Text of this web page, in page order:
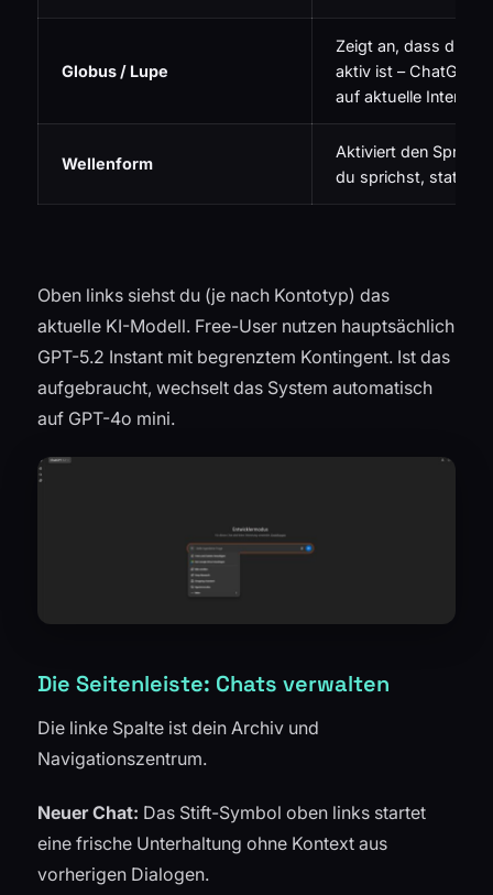
Globus / Lupe
Zeigt an, dass die
aktiv ist – ChatGPT
auf aktuelle Internet-
Wellenform
Aktiviert den
du sprichst, statt zu
Oben links siehst du (je nach Kontotyp) das
aktuelle KI-Modell. Free-User nutzen hauptsächlich
GPT-5.2 Instant mit begrenztem Kontingent. Ist das
aufgebraucht, wechselt das System automatisch
auf GPT-4o mini.
Die Seitenleiste: Chats verwalten
Die linke Spalte ist dein Archiv und
Navigationszentrum.
Neuer Chat: Das Stift-Symbol oben links startet
eine frische Unterhaltung ohne Kontext aus
vorherigen Dialogen.